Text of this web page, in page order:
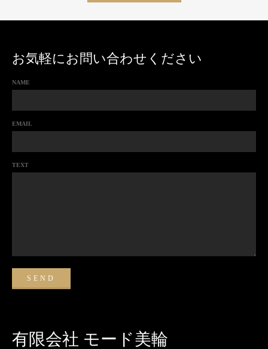
お気軽にお問い合わせください
NAME
EMAIL
TEXT
有限会社 モード美輪